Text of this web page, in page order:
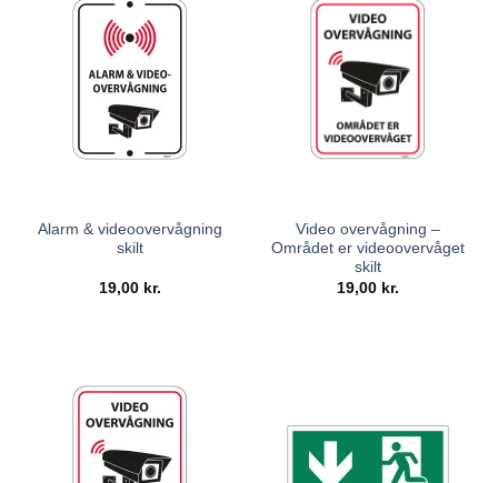
Alarm & videoovervågning
skilt
19,00 kr.
Video overvågning –
Området er videoovervåget
skilt
19,00 kr.